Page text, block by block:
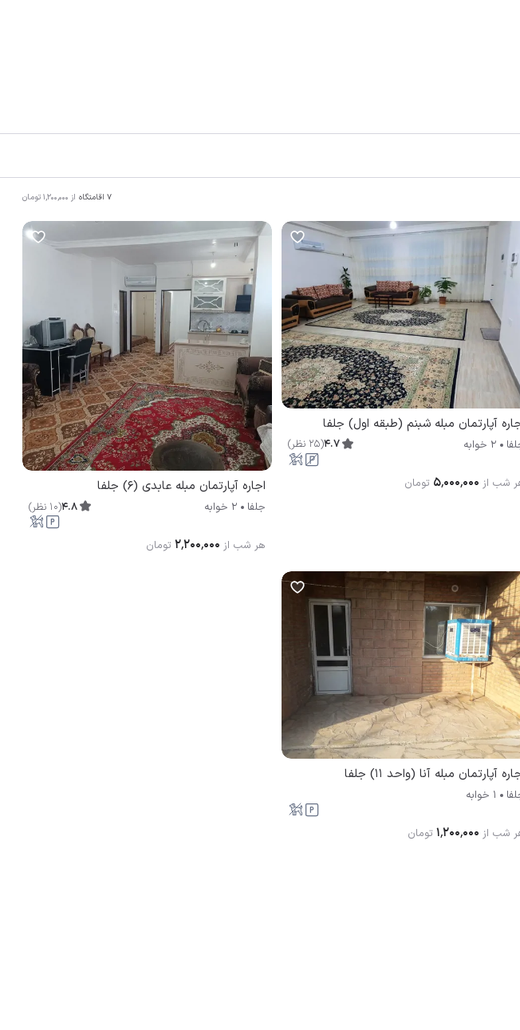
7 اقامتگاه از 1,200,000 تومان
آپارتمان مبله شبنم (طبقه اول) جلفا
2 خوابه 4.7
(
25 نظر)
شب از ۵٬۰۰۰٬۰۰۰ تومان اجاره آپارتمان مبله عابدی (6) جلفا
جلفا 2 خوابه 4.8
(
10 نظر)
هر شب از ۲٬۲۰۰٬۰۰۰ تومان
آپارتمان مبله آنا (واحد 11) جلفا
1 خوابه
شب از ۱٬۲۰۰٬۰۰۰ تومان